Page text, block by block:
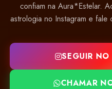
confiam na Aura*Estelar.
astrologia no Instagram e
SEGUIR
CHAMAR